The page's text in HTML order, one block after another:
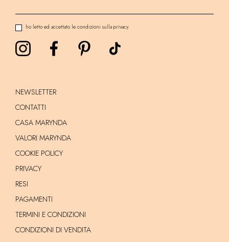
ho letto ed accettato le condizioni sulla privacy.
NEWSLETTER
CONTATTI
CASA MARYNDA
VALORI MARYNDA
COOKIE POLICY
PRIVACY
RESI
PAGAMENTI
TERMINI E CONDIZIONI
CONDIZIONI DI VENDITA